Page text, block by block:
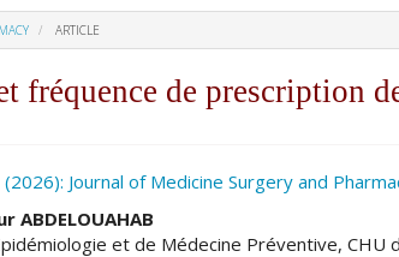
ARTICLE
fréquence de prescription
Journal of Medicine Surgery and
ABDELOUAHAB
et de Médecine Préventive, CHU